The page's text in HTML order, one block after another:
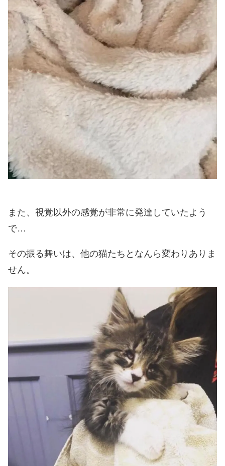
また、視覚以外の感覚が非常に発達していたよう
で…
その振る舞いは、他の猫たちとなんら変わりありま
せん。